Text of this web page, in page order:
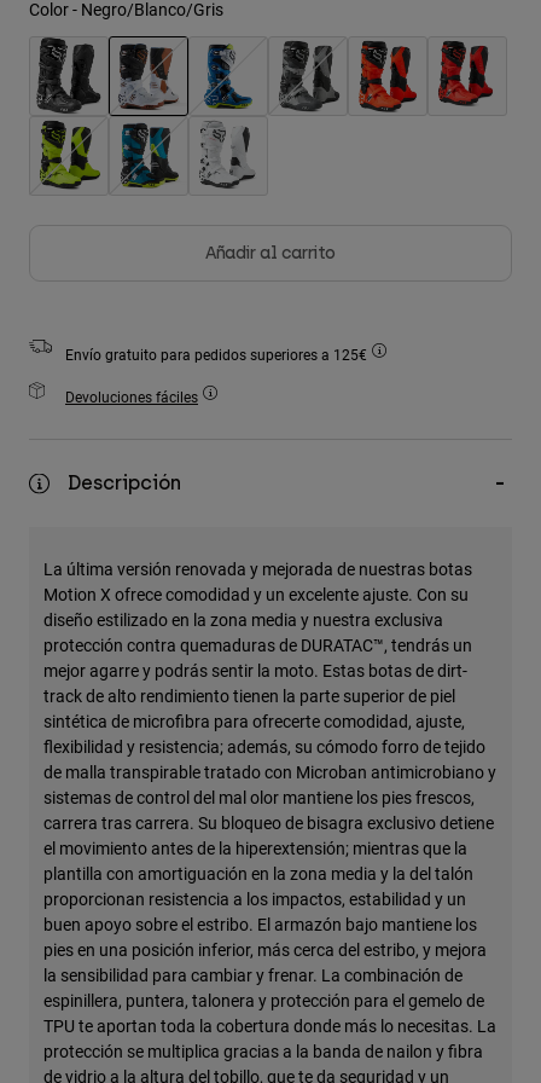
Accesorios
Ver Todo
Bolsas y Mochilas
Gorras y Gorros
Ver todo
Color - Negro/Blanco/Gris
seleccionado
Añadir al carrito
Envío gratuito para pedidos superiores a 125€
Devoluciones fáciles
Descripción
La última versión renovada y mejorada de nuestras botas
Motion X ofrece comodidad y un excelente ajuste. Con su
diseño estilizado en la zona media y nuestra exclusiva
protección contra quemaduras de DURATAC™, tendrás un
mejor agarre y podrás sentir la moto. Estas botas de dirt-
track de alto rendimiento tienen la parte superior de piel
sintética de microfibra para ofrecerte comodidad, ajuste,
flexibilidad y resistencia; además, su cómodo forro de tejido
de malla transpirable tratado con Microban antimicrobiano y
sistemas de control del mal olor mantiene los pies frescos,
carrera tras carrera. Su bloqueo de bisagra exclusivo detiene
el movimiento antes de la hiperextensión; mientras que la
plantilla con amortiguación en la zona media y la del talón
proporcionan resistencia a los impactos, estabilidad y un
buen apoyo sobre el estribo. El armazón bajo mantiene los
pies en una posición inferior, más cerca del estribo, y mejora
la sensibilidad para cambiar y frenar. La combinación de
espinillera, puntera, talonera y protección para el gemelo de
TPU te aportan toda la cobertura donde más lo necesitas. La
protección se multiplica gracias a la banda de nailon y fibra
de vidrio a la altura del tobillo, que te da seguridad y un